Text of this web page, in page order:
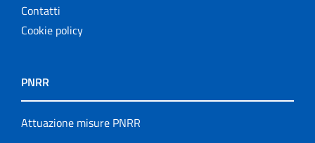
Contatti
Cookie policy
PNRR
Attuazione misure PNRR